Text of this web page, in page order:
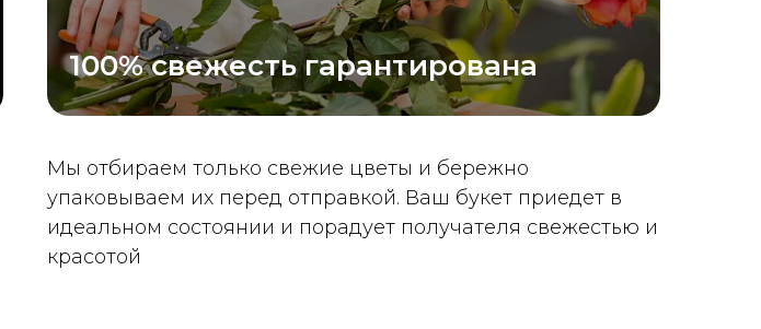
100% свежесть гарантирована
Мы отбираем только свежие цветы и бережно
упаковываем их перед отправкой. Ваш букет приедет в
идеальном состоянии и порадует получателя свежестью и
красотой